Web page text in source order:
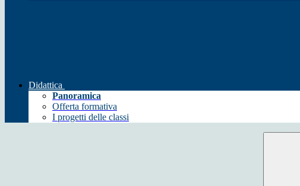
Didattica
Panoramica
Offerta formativa
I progetti delle classi